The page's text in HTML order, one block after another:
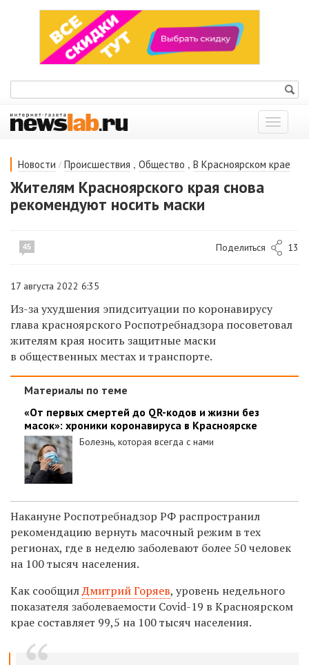
Показать
меню
Новости / Происшествия , Общество , В Красноярском крае
Жителям Красноярского края снова
рекомендуют носить маски
45 Поделиться 13
17 августа 2022 6:35
Из-за ухудшения эпидситуации по коронавирусу
глава красноярского Роспотребнадзора посоветовал
жителям края носить защитные маски
в общественных местах и транспорте.
Материалы по теме
«От первых смертей до QR-кодов и жизни без
масок»: хроники коронавируса в Красноярске
Болезнь, которая всегда с нами
Накануне Роспотребнадзор РФ распространил
рекомендацию вернуть масочный режим в тех
регионах, где в неделю заболевают более 50 человек
на 100 тысяч населения.
Как сообщилДмитрий Горяев, уровень недельного
показателя заболеваемости Covid-19 в Красноярском
крае составляет 99,5 на 100 тысяч населения.